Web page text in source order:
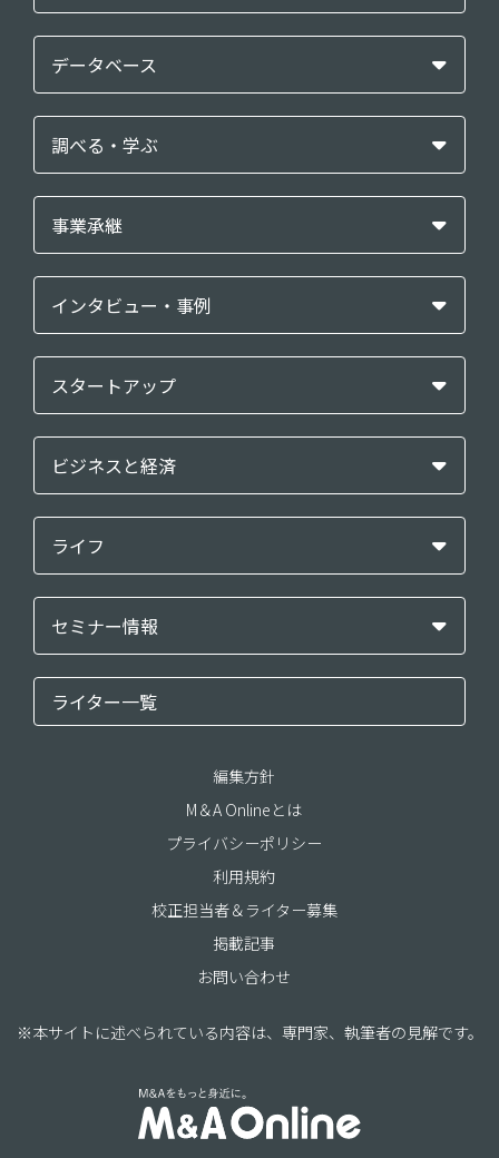
データベース
調べる・学ぶ
事業承継
インタビュー・事例
スタートアップ
ビジネスと経済
ライフ
セミナー情報
ライター一覧
編集方針
M＆A Onlineとは
プライバシーポリシー
利用規約
校正担当者＆ライター募集
掲載記事
お問い合わせ
※本サイトに述べられている内容は、専門家、執筆者の見解です。